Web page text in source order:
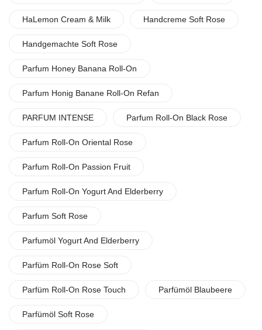
HaLemon Cream & Milk Handcreme Soft Rose
Handgemachte Soft Rose
Parfum Honey Banana Roll-On
Parfum Honig Banane Roll-On Refan
PARFUM INTENSE Parfum Roll-On Black Rose
Parfum Roll-On Oriental Rose
Parfum Roll-On Passion Fruit
Parfum Roll-On Yogurt And Elderberry
Parfum Soft Rose
Parfumöl Yogurt And Elderberry
Parfüm Roll-On Rose Soft
Parfüm Roll-On Rose Touch Parfümöl Blaubeere
Parfümöl Soft Rose